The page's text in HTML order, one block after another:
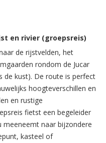
en rivier (groepsreis)
de rijstvelden, het
rondom de Jucar
de kust). De route is perfect
hoogteverschillen en
en rustige
fietst een begeleider
meeneemt naar bijzondere
kasteel of